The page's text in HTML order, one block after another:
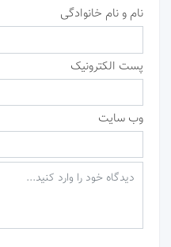
نام و نام خانوادگی
پست الکترونیک
وب سایت